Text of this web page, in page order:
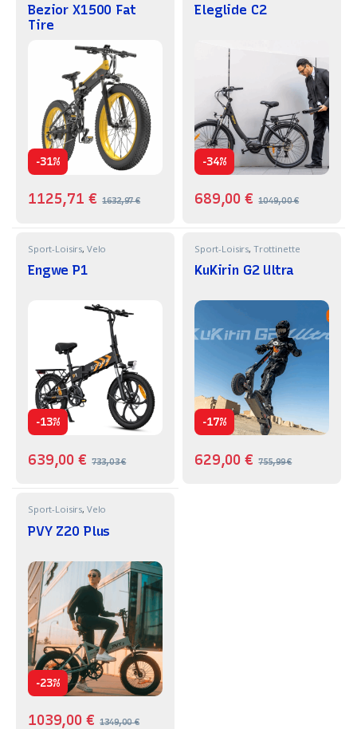
Bezior X1500 Fat
Tire
-31%
1125,71 € 1632,97€
Eleglide C2
-34%
689,00€ 1049,00€
Sport-Loisirs, Velo
Engwe P1
-13%
639,00€ 733,03€
Sport-Loisirs, Trottinette
KuKirin G2 Ultra
-17%
629,00€ 755,99€
Sport-Loisirs, Velo
PVY Z20 Plus
-23%
1039,00 € 1349,00€